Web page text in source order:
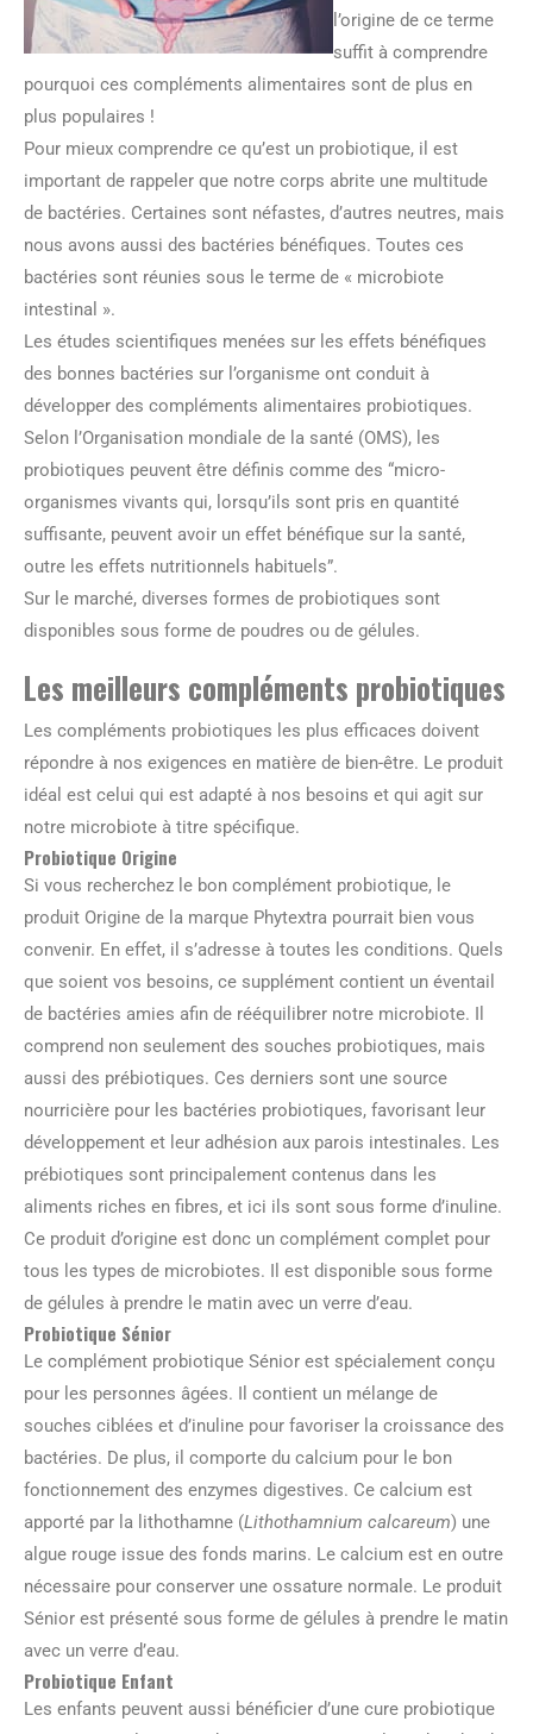
l’origine de ce terme
suffit à comprendre
pourquoi ces compléments alimentaires sont de plus en
plus populaires !
Pour mieux comprendre ce qu’est un probiotique, il est
important de rappeler que notre corps abrite une multitude
de bactéries. Certaines sont néfastes, d’autres neutres, mais
nous avons aussi des bactéries bénéfiques. Toutes ces
bactéries sont réunies sous le terme de « microbiote
intestinal ».
Les études scientifiques menées sur les effets bénéfiques
des bonnes bactéries sur l’organisme ont conduit à
développer des compléments alimentaires probiotiques.
Selon l’Organisation mondiale de la santé (OMS), les
probiotiques peuvent être définis comme des “micro-
organismes vivants qui, lorsqu’ils sont pris en quantité
suffisante, peuvent avoir un effet bénéfique sur la santé,
outre les effets nutritionnels habituels”.
Sur le marché, diverses formes de probiotiques sont
disponibles sous forme de poudres ou de gélules.
Les meilleurs compléments probiotiques
Les compléments probiotiques les plus efficaces doivent
répondre à nos exigences en matière de bien-être. Le produit
idéal est celui qui est adapté à nos besoins et qui agit sur
notre microbiote à titre spécifique.
Probiotique Origine
Si vous recherchez le bon complément probiotique, le
produit Origine de la marque Phytextra pourrait bien vous
convenir. En effet, il s’adresse à toutes les conditions. Quels
que soient vos besoins, ce supplément contient un éventail
de bactéries amies afin de rééquilibrer notre microbiote. Il
comprend non seulement des souches probiotiques, mais
aussi des prébiotiques. Ces derniers sont une source
nourricière pour les bactéries probiotiques, favorisant leur
développement et leur adhésion aux parois intestinales. Les
prébiotiques sont principalement contenus dans les
aliments riches en fibres, et ici ils sont sous forme d’inuline.
Ce produit d’origine est donc un complément complet pour
tous les types de microbiotes. Il est disponible sous forme
de gélules à prendre le matin avec un verre d’eau.
Probiotique Sénior
Le complément probiotique Sénior est spécialement conçu
pour les personnes âgées. Il contient un mélange de
souches ciblées et d’inuline pour favoriser la croissance des
bactéries. De plus, il comporte du calcium pour le bon
fonctionnement des enzymes digestives. Ce calcium est
apporté par la lithothamne (Lithothamnium calcareum) une
algue rouge issue des fonds marins. Le calcium est en outre
nécessaire pour conserver une ossature normale. Le produit
Sénior est présenté sous forme de gélules à prendre le matin
avec un verre d’eau.
Probiotique Enfant
Les enfants peuvent aussi bénéficier d’une cure probiotique